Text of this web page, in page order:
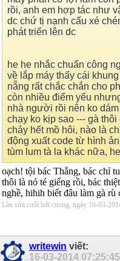
rồi, anh em hợp tác như
dc chứ tị nạnh cấu xé
phát triển lên dc
he he nhắc chuẩn công
về lắp máy thấy cái
nẵng rất chắc chắn cho
còn nhiều điểm yếu
nhà người rồi nên ko
chạy ko kịp sao --- gà
chảy hết mồ hôi, nào là
động xuất code từ hình
tùm lum tà la khác nữa,
oạch! tội bác Thắng, bác chỉ
thôi là nó té giếng rồi, bác
nghề, hihih biết đâu làm gà
Lần sửa cuối bởi cuong, ngày 16-03-
writewin viết:
16-03-2014